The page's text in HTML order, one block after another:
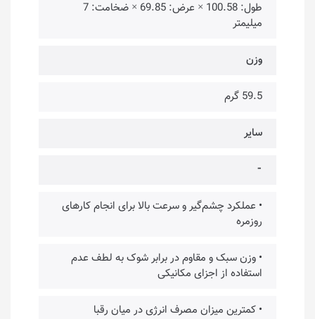
طول: 100.58 × عرض: 69.85 × ضخامت: 7
میلیمتر
وزن
59.5 گرم
سایر
⁃
• عملکرد چشم‌گیر و سرعت بالا برای انجام کارهای
روزمره
• وزن سبک و مقاوم در برابر شوک به لطف عدم
استفاده از اجزای مکانیکی
• کمترین میزان مصرف انرژی در میان رقبا